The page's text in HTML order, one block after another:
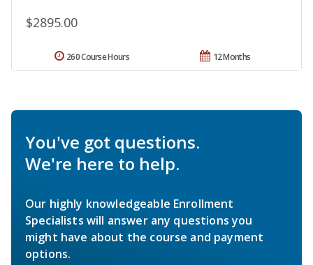
$2895.00
12 Months
260 Course Hours
You've got questions.
We're here to help.
Our highly knowledgeable Enrollment
Specialists will answer any questions you
might have about the course and payment
options.